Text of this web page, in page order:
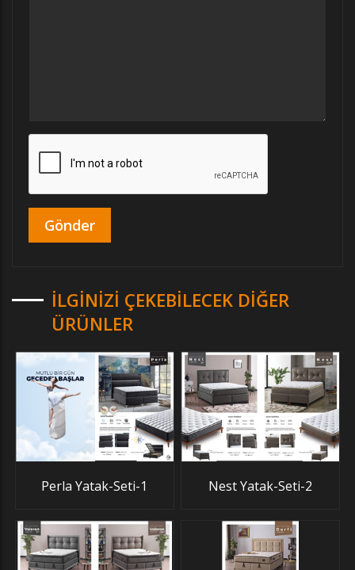
İLGINIZI ÇEKEBILECEK DIĞER
ÜRÜNLER
Perla Yatak-Seti-1 Nest Yatak-Seti-2